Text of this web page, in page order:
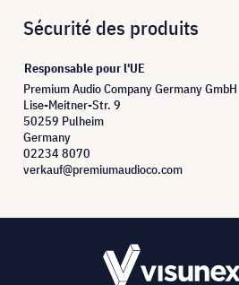
Sécurité des produits
Responsable pour l'UE
Premium Audio Company Germany GmbH
Lise-Meitner-Str. 9
50259 Pulheim
Germany
02234 8070
verkauf@premiumaudioco.com